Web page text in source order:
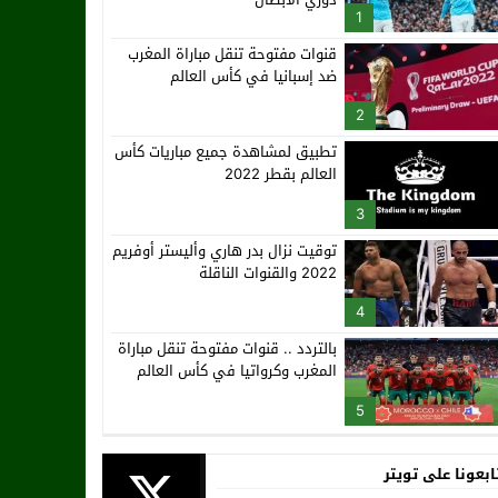
1
2
قنوات مفتوحة تنقل مباراة المغرب
ضد إسبانيا في كأس العالم
3
تطبيق لمشاهدة جميع مباريات كأس
العالم بقطر 2022
4
توقيت نزال بدر هاري وأليستر أوفريم
2022 والقنوات الناقلة
5
بالتردد .. قنوات مفتوحة تنقل مباراة
المغرب وكرواتيا في كأس العالم
على تويتر